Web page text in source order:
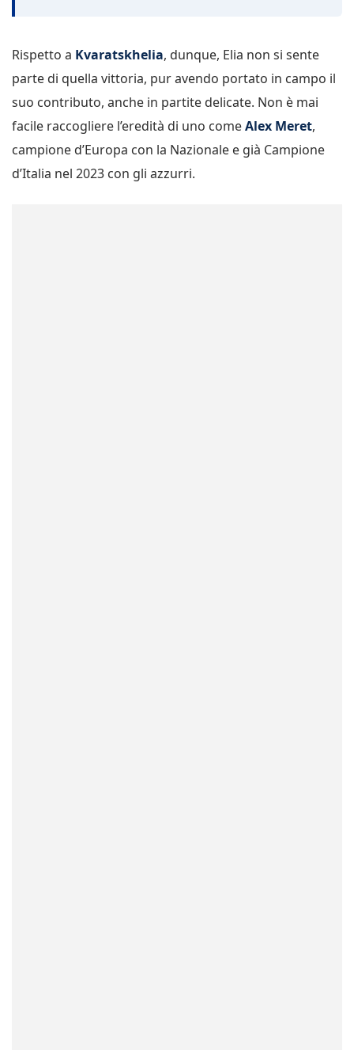
Rispetto a Kvaratskhelia, dunque, Elia non si sente
parte di quella vittoria, pur avendo portato in campo il
suo contributo, anche in partite delicate. Non è mai
facile raccogliere l’eredità di uno comeAlex Meret,
campione d’Europa con la Nazionale e già Campione
d’Italia nel 2023 con gli azzurri.